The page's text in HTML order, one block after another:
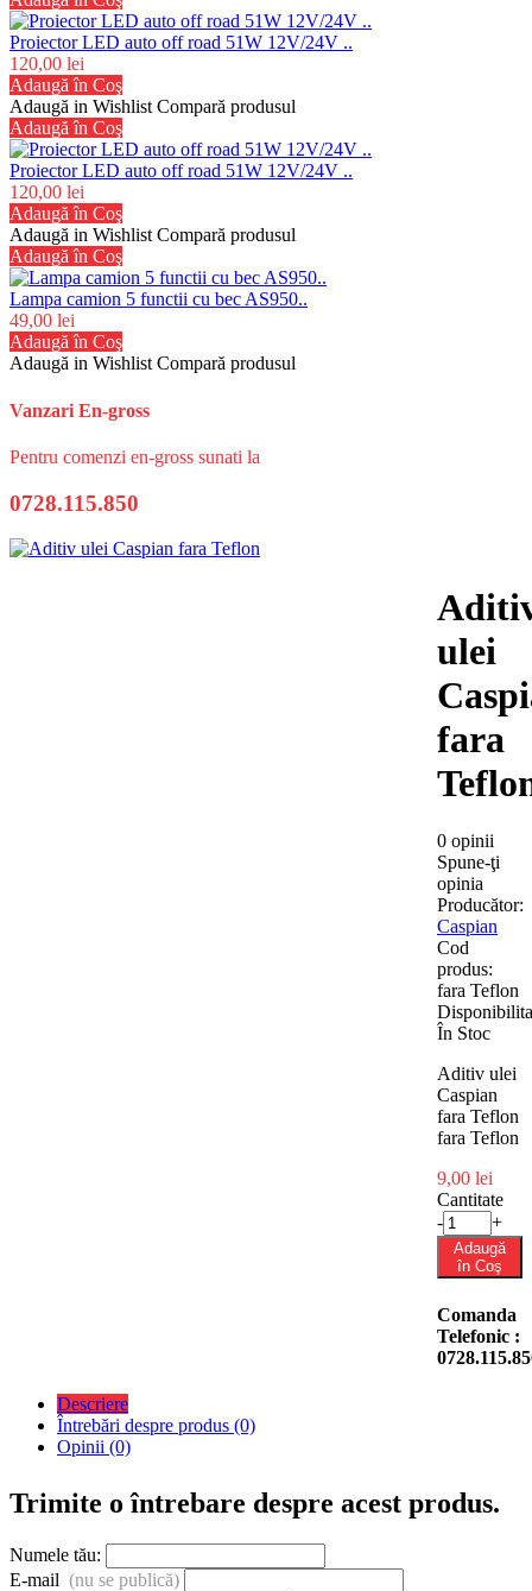
Proiector LED auto off road 51W 12V/24V ..
120,00 lei
Adaugă în Coş
Adaugă in Wishlist Compară produsul
Adaugă în Coş
Proiector LED auto off road 51W 12V/24V ..
120,00 lei
Adaugă în Coş
Adaugă in Wishlist Compară produsul
Adaugă în Coş
Lampa camion 5 functii cu bec AS950..
49,00 lei
Adaugă în Coş
Adaugă in Wishlist Compară produsul
Vanzari En-gross
Pentru comenzi en-gross sunati la
0728.115.850
ulei
fara
0 opinii
Spune-ţi
opinia
Producător:
Caspian
Cod
produs:
fara Teflon
În Stoc
Aditiv ulei
Caspian
fara Teflon
fara Teflon
9,00 lei
Cantitate
-
+
Adaugă
în Coş
Comanda
Telefonic :
Descriere
Întrebări despre produs (0)
Opinii (0)
Trimite o întrebare despre acest produs.
Numele tău:
E-mail (nu se publică)